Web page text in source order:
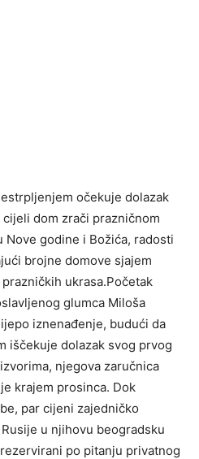
očekuje dolazak
dom zrači prazničnom
godine i Božića, radosti
brojne domove sjajem
ukrasa.Početak
glumca Miloša
iznenađenje, budući da
iščekuje dolazak svog prvog
njegova zaručnica
krajem prosinca. Dok
par cijeni zajedničko
u njihovu beogradsku
po pitanju privatnog